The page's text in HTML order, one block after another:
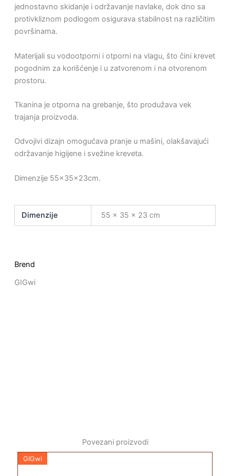
jednostavno skidanje i održavanje navlake, dok dno sa
protivkliznom podlogom osigurava stabilnost na različitim
površinama.
Materijali su vodootporni i otporni na vlagu, što čini krevet
pogodnim za korišćenje i u zatvorenom i na otvorenom
prostoru.
Tkanina je otporna na grebanje, što produžava vek
trajanja proizvoda.
Odvojivi dizajn omogućava pranje u mašini, olakšavajući
održavanje higijene i svežine kreveta.
Dimenzije 55x35x23cm.
Dimenzije 55 × 35 × 23 cm
Brend
GIGwi
Povezani proizvodi
GIGwi